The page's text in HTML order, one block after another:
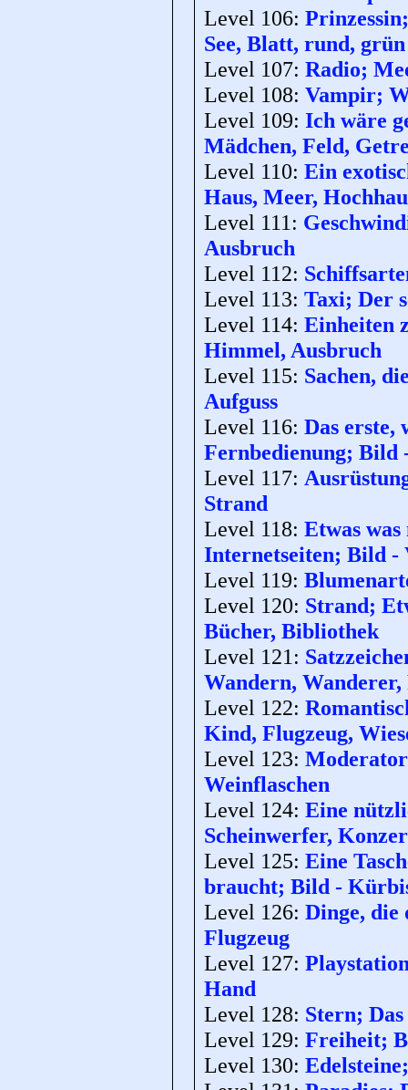
Level 106:
See, Blatt, rund, grün
Level 107: Radio;
Level 108: Vampir;
Level 109: Ich wäre
Mädchen, Feld,
Level 110: Ein
Haus, Meer,
Level 111:
Ausbruch
Level 112:
Level 113: Taxi; Der
Level 114: Einheiten
Himmel, Ausbruch
Level 115: Sachen,
Aufguss
Level 116: Das erste,
Fernbedienung; Bild
Level 117:
Strand
Level 118: Etwas
Internetseiten; Bild -
Level 119:
Level 120: Strand;
Bücher, Bibliothek
Level 121:
Wandern, Wanderer,
Level 122:
Kind, Flugzeug,
Level 123:
Weinflaschen
Level 124: Eine
Scheinwerfer,
Level 125: Eine
braucht; Bild -
Level 126: Dinge, die
Flugzeug
Level 127:
Hand
Level 128: Stern;
Level 129: Freiheit;
Level 130: